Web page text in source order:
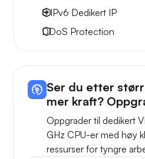
8 IPv6 Dedikert IP
DDoS Protection
Ser du etter
mer kraft?
Oppgrader til dedikert
GHz CPU-er med høy
ressurser for tyngre